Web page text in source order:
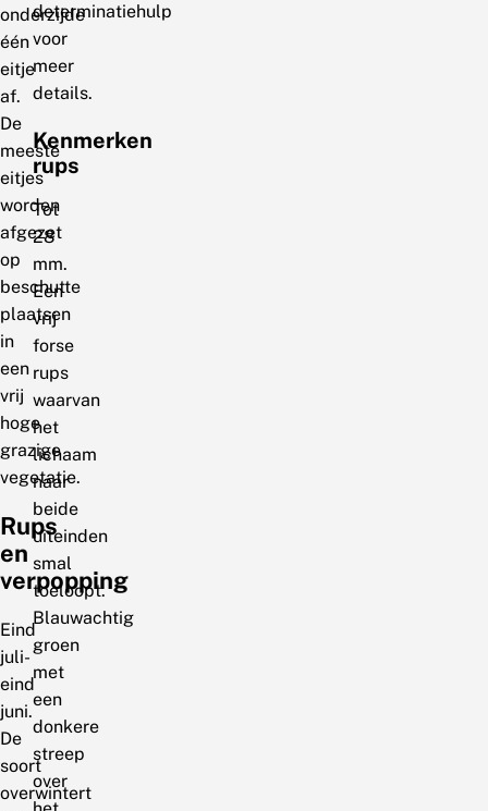
onderzijde
één
eitje
af.
De
meeste
eitjes
worden
afgezet
op
beschutte
plaatsen
in
een
vrij
hoge
grazige
vegetatie.
Rups
en
verpopping
Eind
juli-
eind
juni.
De
soort
overwintert
determinatiehulp
voor
meer
details.
Kenmerken
rups
Tot
28
mm.
Een
vrij
forse
rups
waarvan
het
lichaam
naar
beide
uiteinden
smal
toeloopt.
Blauwachtig
groen
met
een
donkere
streep
over